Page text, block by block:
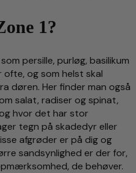
1?
persille, purløg, basilikum
og som helst skal
døren. Her finder man også
salat, radiser og spinat,
hvor det har stor
tegn på skadedyr eller
afgrøder er på dig og
sandsynlighed er der for,
de behøver.